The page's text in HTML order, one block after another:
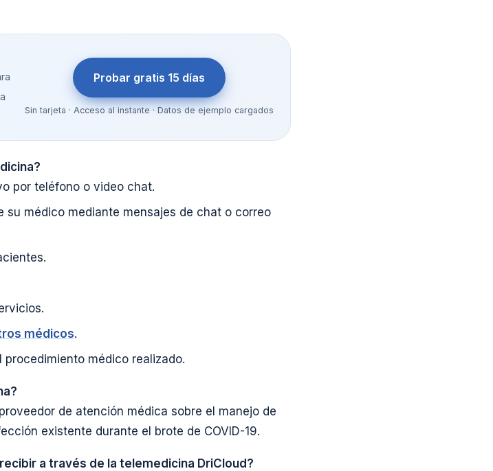
Probar gratis 15 días
Sin tarjeta · Acceso al instante · Datos de ejemplo cargados
por teléfono o video chat.
su médico mediante mensajes de chat o correo
médicos.
médico realizado.
de atención médica sobre el manejo de
existente durante el brote de COVID-19.
a través de la telemedicina DriCloud?